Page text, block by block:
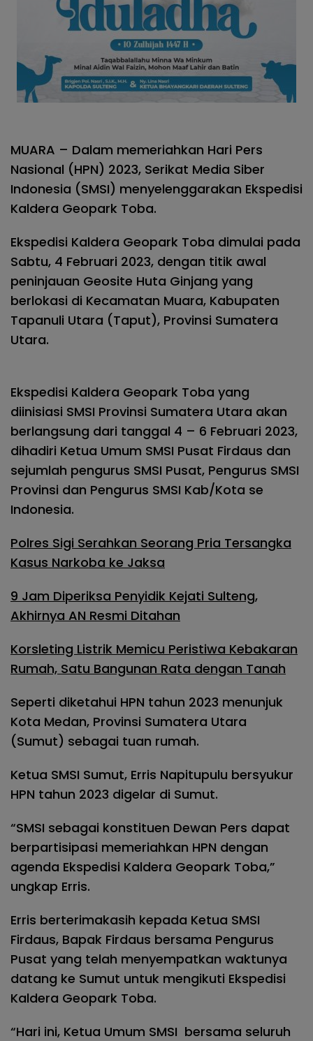
MUARA – Dalam memeriahkan Hari Pers
Nasional (HPN) 2023, Serikat Media Siber
Indonesia (SMSI) menyelenggarakan Ekspedisi
Kaldera Geopark Toba.
Ekspedisi Kaldera Geopark Toba dimulai pada
Sabtu, 4 Februari 2023, dengan titik awal
peninjauan Geosite Huta Ginjang yang
berlokasi di Kecamatan Muara, Kabupaten
Tapanuli Utara (Taput), Provinsi Sumatera
Utara.
Ekspedisi Kaldera Geopark Toba yang
diinisiasi SMSI Provinsi Sumatera Utara akan
berlangsung dari tanggal 4 – 6 Februari 2023,
dihadiri Ketua Umum SMSI Pusat Firdaus dan
sejumlah pengurus SMSI Pusat, Pengurus SMSI
Provinsi dan Pengurus SMSI Kab/Kota se
Indonesia.
Polres Sigi Serahkan Seorang Pria Tersangka
Kasus Narkoba ke Jaksa
9 Jam Diperiksa Penyidik Kejati Sulteng,
Akhirnya AN Resmi Ditahan
Korsleting Listrik Memicu Peristiwa Kebakaran
Rumah, Satu Bangunan Rata dengan Tanah
Seperti diketahui HPN tahun 2023 menunjuk
Kota Medan, Provinsi Sumatera Utara
(Sumut) sebagai tuan rumah.
Ketua SMSI Sumut, Erris Napitupulu bersyukur
HPN tahun 2023 digelar di Sumut.
“SMSI sebagai konstituen Dewan Pers dapat
berpartisipasi memeriahkan HPN dengan
agenda Ekspedisi Kaldera Geopark Toba,”
ungkap Erris.
Erris berterimakasih kepada Ketua SMSI
Firdaus, Bapak Firdaus bersama Pengurus
Pusat yang telah menyempatkan waktunya
datang ke Sumut untuk mengikuti Ekspedisi
Kaldera Geopark Toba.
“Hari ini, Ketua Umum SMSI bersama seluruh